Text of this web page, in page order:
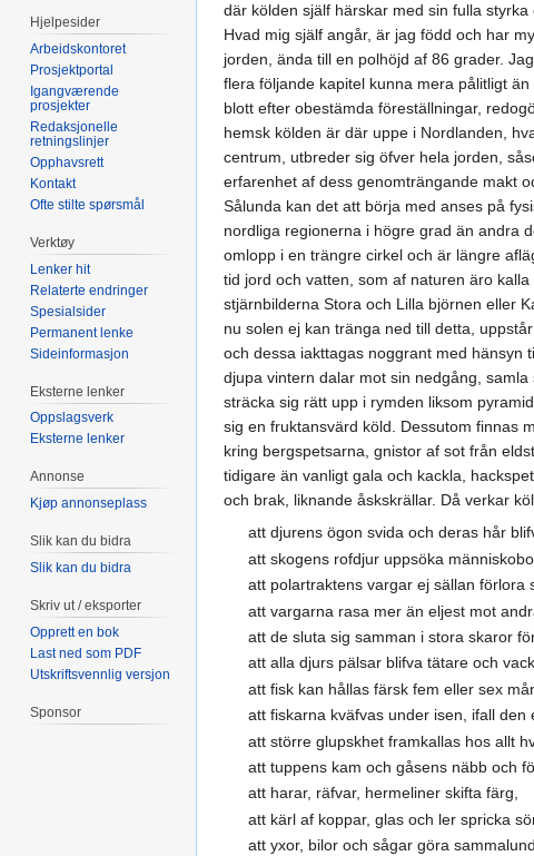
där kölden själf härskar med sin fulla
Hvad mig själf angår, är jag född och har
jorden, ända till en polhöjd af 86 grader.
flera följande kapitel kunna mera pålitligt
blott efter obestämda föreställningar,
hemsk kölden är där uppe i Nordlanden,
centrum, utbreder sig öfver hela jorden,
erfarenhet af dess genomträngande makt
Sålunda kan det att börja med anses på
nordliga regionerna i högre grad än andra
omlopp i en trängre cirkel och är längre
tid jord och vatten, som af naturen äro
stjärnbilderna Stora och Lilla björnen eller
nu solen ej kan tränga ned till detta,
och dessa iakttagas noggrant med hänsyn
djupa vintern dalar mot sin nedgång,
sträcka sig rätt upp i rymden liksom
sig en fruktansvärd köld. Dessutom finnas
kring bergspetsarna, gnistor af sot från
tidigare än vanligt gala och kackla,
och brak, liknande åskskrällar. Då verkar
att djurens ögon svida och deras hår
att skogens rofdjur uppsöka
att polartraktens vargar ej sällan förlora
att vargarna rasa mer än eljest mot
att de sluta sig samman i stora skaror
att alla djurs pälsar blifva tätare och
att fisk kan hållas färsk fem eller sex
att fiskarna kväfvas under isen, ifall den
att större glupskhet framkallas hos allt
att tuppens kam och gåsens näbb och
att harar, räfvar, hermeliner skifta färg,
att kärl af koppar, glas och ler spricka
att yxor, bilor och sågar göra
Hjelpesider
Arbeidskontoret
Prosjektportal
Igangværende
prosjekter
Redaksjonelle
retningslinjer
Opphavsrett
Kontakt
Ofte stilte spørsmål
Verktøy
Lenker hit
Relaterte endringer
Spesialsider
Permanent lenke
Sideinformasjon
Eksterne lenker
Oppslagsverk
Eksterne lenker
Annonse
Kjøp annonseplass
Slik kan du bidra
Slik kan du bidra
Skriv ut / eksporter
Opprett en bok
Last ned som PDF
Utskriftsvennlig versjon
Sponsor